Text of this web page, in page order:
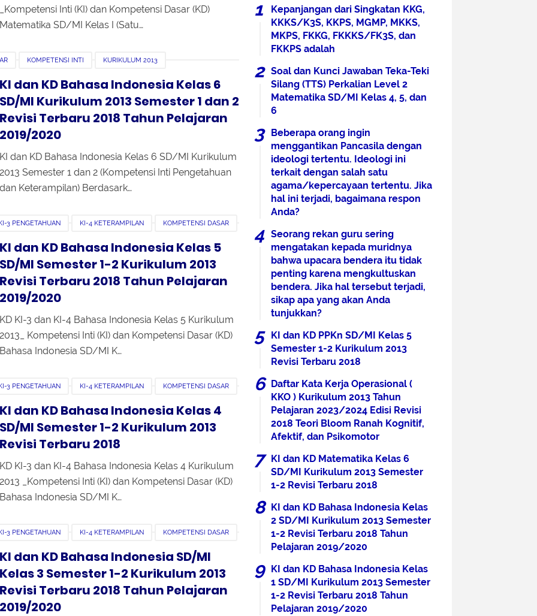
_Kompetensi Inti (KI) dan Kompetensi Dasar (KD)
Matematika SD/MI Kelas I (Satu…
KOMPETENSI INTI KURIKULUM 2013
KI dan KD Bahasa Indonesia Kelas 6
SD/MI Kurikulum 2013 Semester 1 dan 2
Revisi Terbaru 2018 Tahun Pelajaran
2019/2020
KI dan KD Bahasa Indonesia Kelas 6 SD/MI Kurikulum
2013 Semester 1 dan 2 (Kompetensi Inti Pengetahuan
dan Keterampilan) Berdasark…
3 PENGETAHUAN KI-4 KETERAMPILAN KOMPETENSI DASAR
KI dan KD Bahasa Indonesia Kelas 5
SD/MI Semester 1-2 Kurikulum 2013
Revisi Terbaru 2018 Tahun Pelajaran
2019/2020
KD KI-3 dan KI-4 Bahasa Indonesia Kelas 5 Kurikulum
2013_ Kompetensi Inti (KI) dan Kompetensi Dasar (KD)
Bahasa Indonesia SD/MI K…
3 PENGETAHUAN KI-4 KETERAMPILAN KOMPETENSI DASAR
KI dan KD Bahasa Indonesia Kelas 4
SD/MI Semester 1-2 Kurikulum 2013
Revisi Terbaru 2018
KD KI-3 dan KI-4 Bahasa Indonesia Kelas 4 Kurikulum
2013 _Kompetensi Inti (KI) dan Kompetensi Dasar (KD)
Bahasa Indonesia SD/MI K…
3 PENGETAHUAN KI-4 KETERAMPILAN KOMPETENSI DASAR
KI dan KD Bahasa Indonesia SD/MI
Kelas 3 Semester 1-2 Kurikulum 2013
Revisi Terbaru 2018 Tahun Pelajaran
2019/2020
Kepanjangan dari Singkatan KKG,
KKKS/K3S, KKPS, MGMP, MKKS,
MKPS, FKKG, FKKKS/FK3S, dan
FKKPS adalah
Soal dan Kunci Jawaban Teka-Teki
Silang (TTS) Perkalian Level 2
Matematika SD/MI Kelas 4, 5, dan
6
Beberapa orang ingin
menggantikan Pancasila dengan
ideologi tertentu. Ideologi ini
terkait dengan salah satu
agama/kepercayaan tertentu. Jika
hal ini terjadi, bagaimana respon
Anda?
Seorang rekan guru sering
mengatakan kepada muridnya
bahwa upacara bendera itu tidak
penting karena mengkultuskan
bendera. Jika hal tersebut terjadi,
sikap apa yang akan Anda
tunjukkan?
KI dan KD PPKn SD/MI Kelas 5
Semester 1-2 Kurikulum 2013
Revisi Terbaru 2018
Daftar Kata Kerja Operasional (
KKO ) Kurikulum 2013 Tahun
Pelajaran 2023/2024 Edisi Revisi
2018 Teori Bloom Ranah Kognitif,
Afektif, dan Psikomotor
KI dan KD Matematika Kelas 6
SD/MI Kurikulum 2013 Semester
1-2 Revisi Terbaru 2018
KI dan KD Bahasa Indonesia Kelas
2 SD/MI Kurikulum 2013 Semester
1-2 Revisi Terbaru 2018 Tahun
Pelajaran 2019/2020
KI dan KD Bahasa Indonesia Kelas
1 SD/MI Kurikulum 2013 Semester
1-2 Revisi Terbaru 2018 Tahun
Pelajaran 2019/2020